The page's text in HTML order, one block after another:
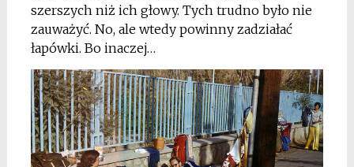
szerszych niż ich głowy. Tych trudno było nie
zauważyć. No, ale wtedy powinny zadziałać
łapówki. Bo inaczej…